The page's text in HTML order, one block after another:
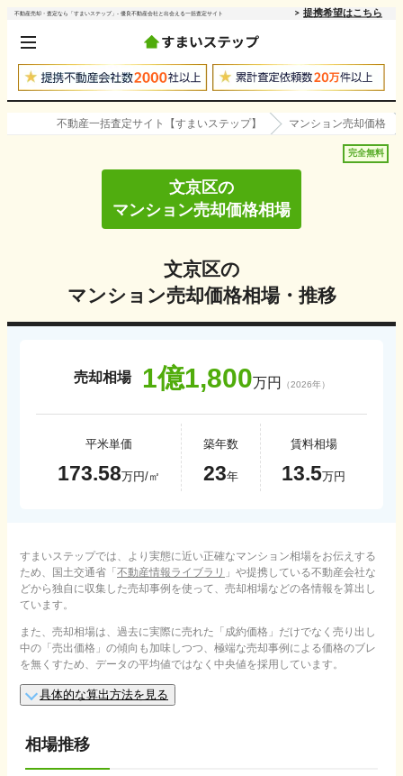
不動産売却・査定なら「すまいステップ」- 優良不動産会社と出会える一括査定サイト 提携希望はこちら
不動産一括査定サイト【すまいステップ】 マンション売却価格
完全無料
文京区の
マンション売却価格相場
文京区の
マンション売却価格相場・推移
売却相場 1億1,800万円 （2026年）
平米単価
173.58万円/㎡
築年数
23年
賃料相場
13.5万円
すまいステップでは、より実態に近い正確なマンション相場をお伝えする
ため、国土交通省「不動産情報ライブラリ 」や提携している不動産会社な
どから独自に収集した売却事例を使って、売却相場などの各情報を算出し
ています。
また、売却相場は、過去に実際に売れた「成約価格」だけでなく売り出し
中の「売出価格」の傾向も加味しつつ、極端な売却事例による価格のブレ
を無くすため、データの平均値ではなく中央値を採用しています。
具体的な算出方法を見る
相場推移